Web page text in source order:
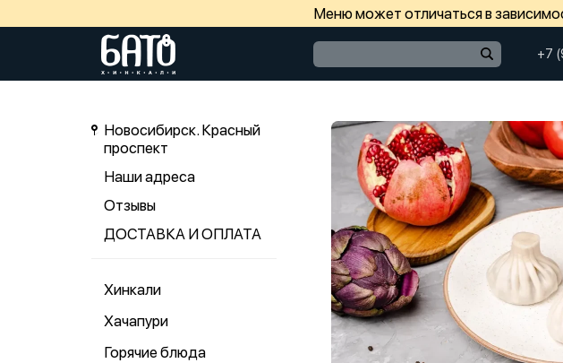
Меню может отличаться в
+7
Новосибирск. Красный
проспект
Наши адреса
Отзывы
ДОСТАВКА И ОПЛАТА
Хинкали
Хачапури
Горячие блюда